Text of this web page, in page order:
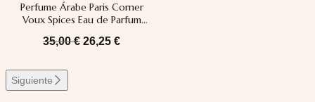
Perfume Árabe Paris Corner
Voux Spices Eau de Parfum
35,00€ 26,25 €
Siguiente